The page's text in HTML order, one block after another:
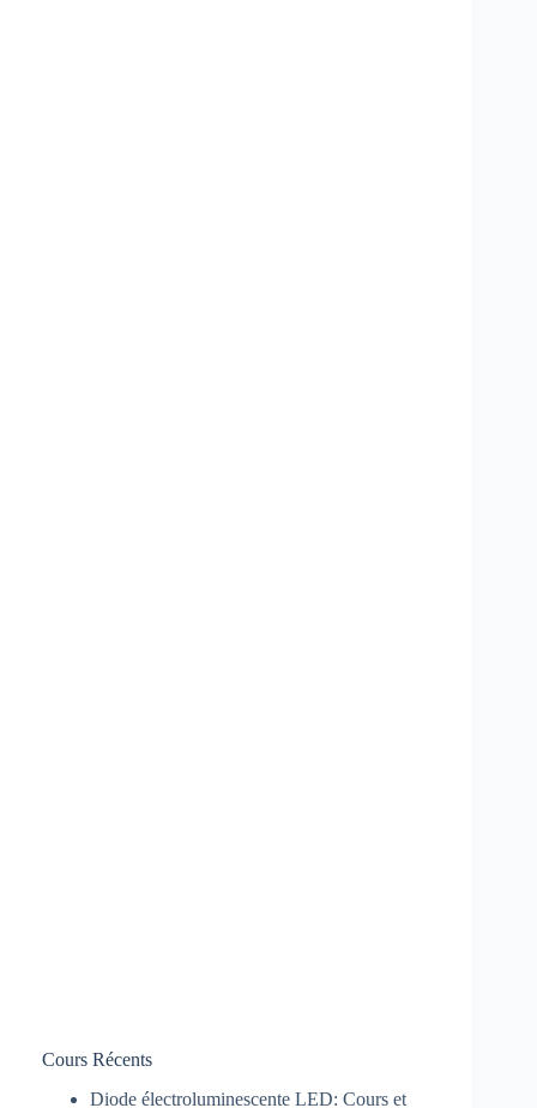
Cours Récents
Diode électroluminescente LED: Cours et